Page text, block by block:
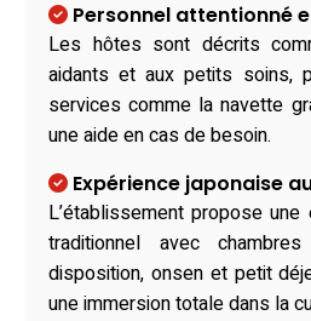
Personnel attentionné
Les hôtes sont décrits
aidants et aux petits soins,
services comme la navette
une aide en cas de besoin.
Expérience japonaise
L’établissement propose
traditionnel avec
disposition, onsen et petit
une immersion totale dans la